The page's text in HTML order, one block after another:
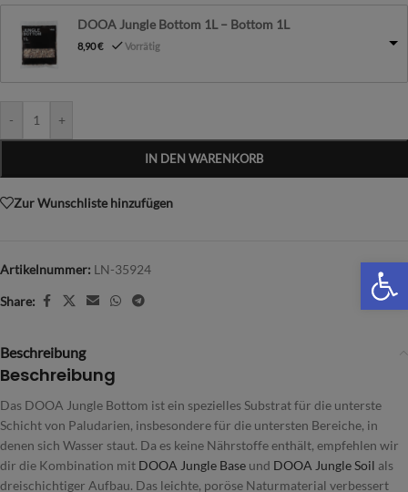
DOOA Jungle Bottom 1L – Bottom 1L
8,90€ Vorrätig
- +
IN DEN WARENKORB
Zur Wunschliste hinzufügen
Artikelnummer: LN-35924
Share:
Beschreibung
Beschreibung
Das DOOA Jungle Bottom ist ein spezielles Substrat für die unterste
Schicht von Paludarien, insbesondere für die untersten Bereiche, in
denen sich Wasser staut. Da es keine Nährstoffe enthält, empfehlen wir
dir die Kombination mit DOOA Jungle Base und DOOA Jungle Soil als
dreischichtiger Aufbau. Das leichte, poröse Naturmaterial verbessert